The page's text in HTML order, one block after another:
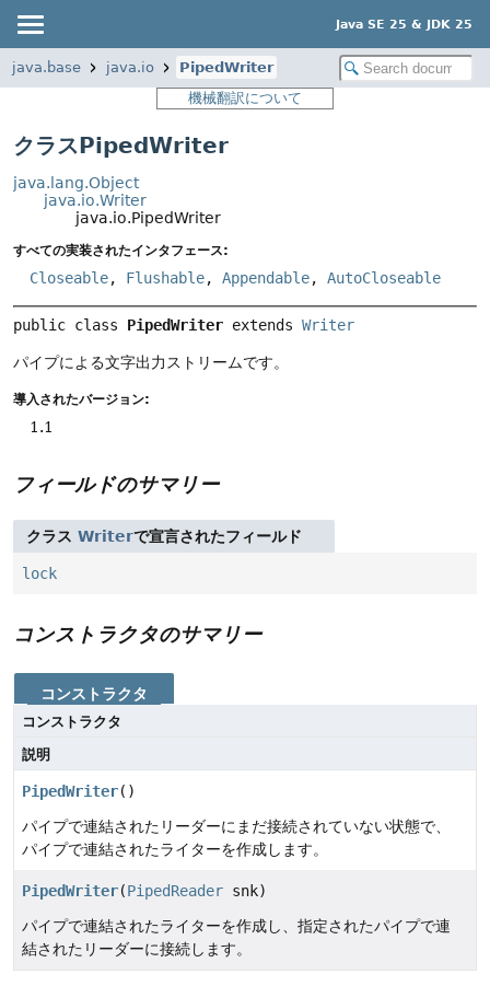
Java SE 25 & JDK 25
java.base java.io
PipedWriter
機械翻訳について
クラスPipedWriter
java.lang.Object
java.io.Writer
java.io.PipedWriter
すべての実装されたインタフェース:
Closeable, Flushable, Appendable, AutoCloseable
public class PipedWriter extends Writer
パイプによる文字出力ストリームです。
導入されたバージョン:
1.1
フィールドのサマリー
クラス Writerで宣言されたフィールド
lock
コンストラクタのサマリー
コンストラクタ
コンストラクタ
説明
PipedWriter()
パイプで連結されたリーダーにまだ接続されていない状態で、
パイプで連結されたライターを作成します。
PipedWriter(PipedReader snk)
パイプで連結されたライターを作成し、指定されたパイプで連
結されたリーダーに接続します。